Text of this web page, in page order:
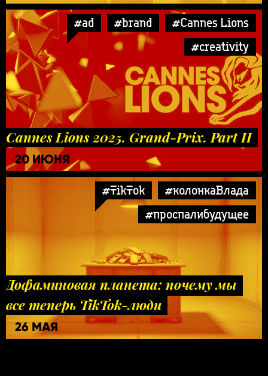
#ad #brand
#Cannes Lions
#creativity
Cannes Lions 2025. Grand-Prix. Part II
20 ИЮНЯ
#TikTok
#колонкаВлада
#проспалибудущее
Дофаминовая планета: почему мы
все теперь TikTok-люди
26 МАЯ